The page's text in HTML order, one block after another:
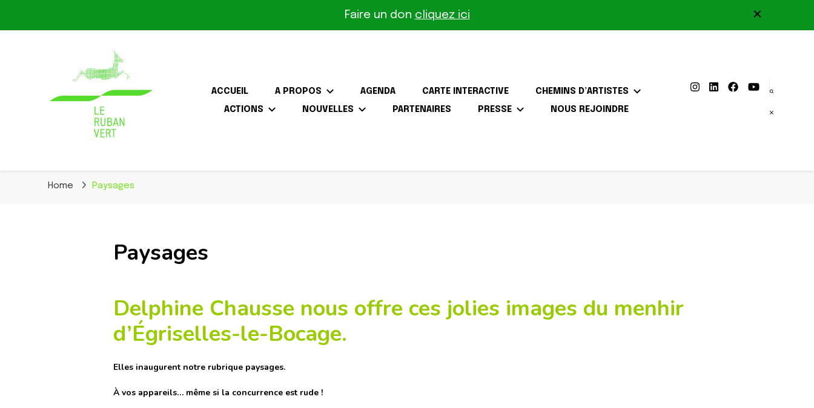
Faire un don cliquez ici
ACCUEIL A PROPOS AGENDA CARTE INTERACTIVE
CHEMINS D’ARTISTES
ACTIONS
NOUVELLES PARTENAIRES PRESSE NOUS REJOINDRE
Home Paysages
Paysages
Delphine Chausse nous offre ces jolies images du menhir
d’Égriselles-le-Bocage.
Elles inaugurent notre rubrique paysages.
À vos appareils… même si la concurrence est rude !